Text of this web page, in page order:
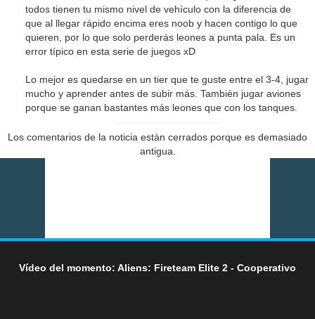
todos tienen tu mismo nivel de vehículo con la diferencia de
que al llegar rápido encima eres noob y hacen contigo lo que
quieren, por lo que solo perderás leones a punta pala. Es un
error típico en esta serie de juegos xD
Lo mejor es quedarse en un tier que te guste entre el 3-4, jugar
mucho y aprender antes de subir más. También jugar aviones
porque se ganan bastantes más leones que con los tanques.
Los comentarios de la noticia están cerrados porque es demasiado
antigua.
Vídeo del momento: Aliens: Fireteam Elite 2 - Cooperativo